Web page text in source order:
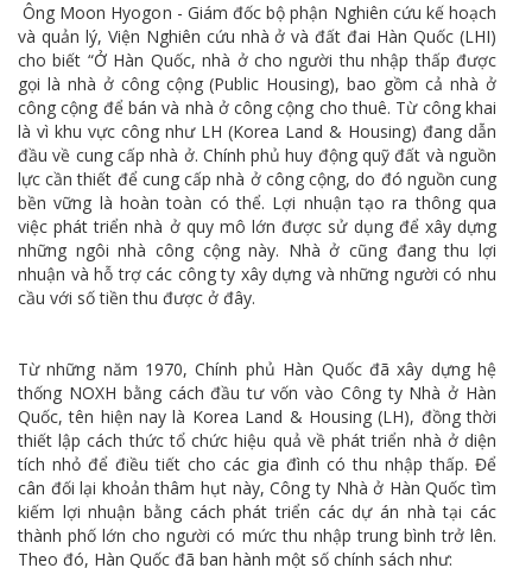
Ông Moon Hyogon - Giám đốc bộ phận Nghiên cứu kế hoạch
và quản lý, Viện Nghiên cứu nhà ở và đất đai Hàn Quốc (LHI)
cho biết “Ở Hàn Quốc, nhà ở cho người thu nhập thấp được
gọi là nhà ở công cộng (Public Housing), bao gồm cả nhà ở
công cộng để bán và nhà ở công cộng cho thuê. Từ công khai
là vì khu vực công như LH (Korea Land & Housing) đang dẫn
đầu về cung cấp nhà ở. Chính phủ huy động quỹ đất và nguồn
lực cần thiết để cung cấp nhà ở công cộng, do đó nguồn cung
bền vững là hoàn toàn có thể. Lợi nhuận tạo ra thông qua
việc phát triển nhà ở quy mô lớn được sử dụng để xây dựng
những ngôi nhà công cộng này. Nhà ở cũng đang thu lợi
nhuận và hỗ trợ các công ty xây dựng và những người có nhu
cầu với số tiền thu được ở đây.
Từ những năm 1970, Chính phủ Hàn Quốc đã xây dựng hệ
thống NOXH bằng cách đầu tư vốn vào Công ty Nhà ở Hàn
Quốc, tên hiện nay là Korea Land & Housing (LH), đồng thời
thiết lập cách thức tổ chức hiệu quả về phát triển nhà ở diện
tích nhỏ để điều tiết cho các gia đình có thu nhập thấp. Để
cân đối lại khoản thâm hụt này, Công ty Nhà ở Hàn Quốc tìm
kiếm lợi nhuận bằng cách phát triển các dự án nhà tại các
thành phố lớn cho người có mức thu nhập trung bình trở lên.
Theo đó, Hàn Quốc đã ban hành một số chính sách như: